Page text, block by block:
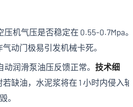
压机气压是否稳定在 0.55-0.7Mpa。
动门极易引发机械卡死。
动润滑泵油压反馈正常。 技术细
缺油，水泥浆将在 1 小时内侵入轴
。